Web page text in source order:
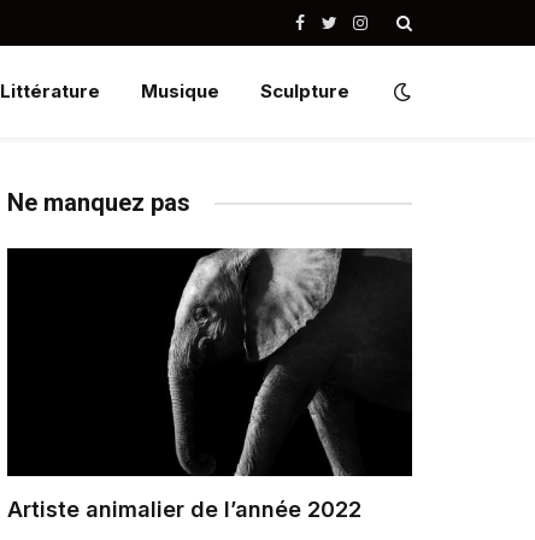
Facebook
TwitterInstagram
Littérature Musique Sculpture
Ne manquez pas
Artiste animalier de l’année 2022